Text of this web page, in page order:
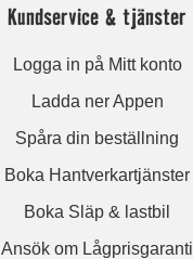
Kundservice & tjänster
Logga in på Mitt konto
Ladda ner Appen
Spåra din beställning
Boka Hantverkartjänster
Boka Släp & lastbil
Ansök om Lågprisgaranti